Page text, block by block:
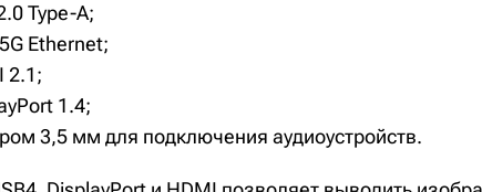
Type-A;
Ethernet;
2.1;
1.4;
3,5 мм для подключения аудиоустройств.